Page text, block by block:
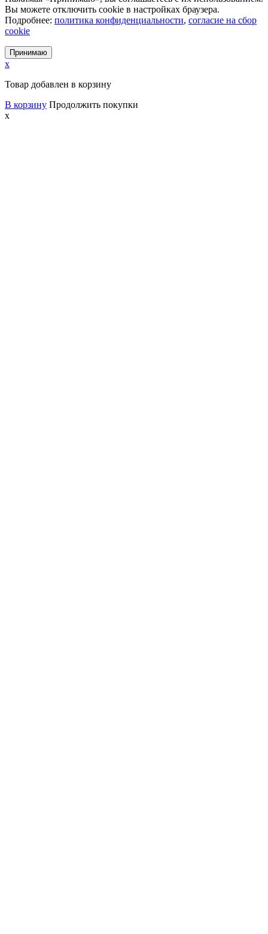
Вы можете отключить cookie в настройках браузера.
Подробнее: политика конфиденциальности, согласие на сбор
cookie
Принимаю
x
Товар добавлен в корзину
В корзину Продолжить покупки
x